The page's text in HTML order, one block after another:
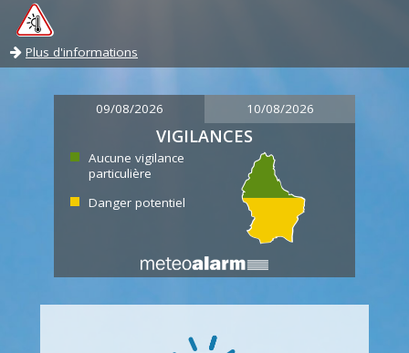
Plus d'informations
09/08/2026 10/08/2026
VIGILANCES
Aucune vigilance
particulière
Danger potentiel